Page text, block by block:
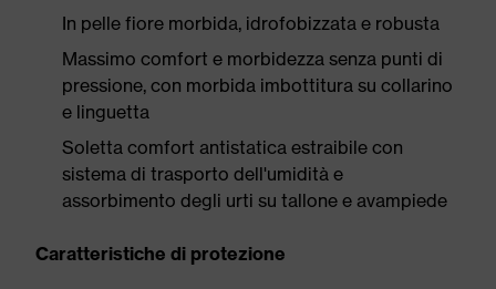
In pelle fiore morbida, idrofobizzata e robusta
Massimo comfort e morbidezza senza punti di
pressione, con morbida imbottitura su collarino
e linguetta
Soletta comfort antistatica estraibile con
sistema di trasporto dell'umidità e
assorbimento degli urti su tallone e avampiede
Caratteristiche di protezione